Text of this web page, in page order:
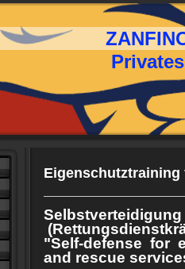
ZANFINO
Privates
"Self-defense for
and rescue